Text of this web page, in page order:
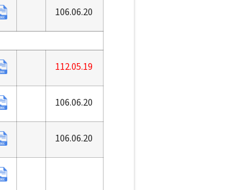
106.06.20
112.05.19
106.06.20
106.06.20